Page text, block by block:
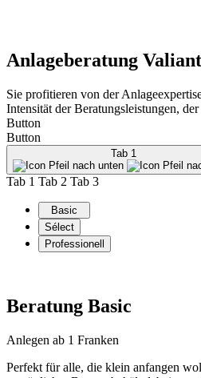
Anlageberatung
Sie profitieren von der
Intensität der Beratungsleistungen,
Button
Button
Tab 1
Tab 1 Tab 2 Tab 3
Basic
Sélect
Professionell
Beratung Basic
Anlegen ab 1 Franken
Perfekt für alle, die klein anfangen